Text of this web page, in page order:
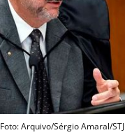
Foto: Arquivo/Sérgio Amaral/STJ